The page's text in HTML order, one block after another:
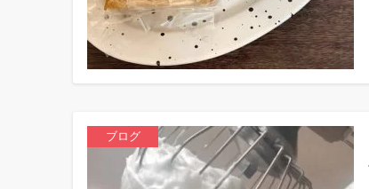
ブログ